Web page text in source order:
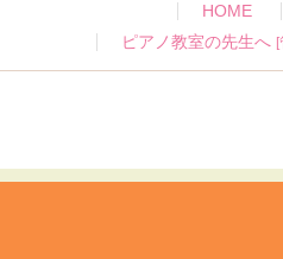
HOME
ピアノ教室の先生へ